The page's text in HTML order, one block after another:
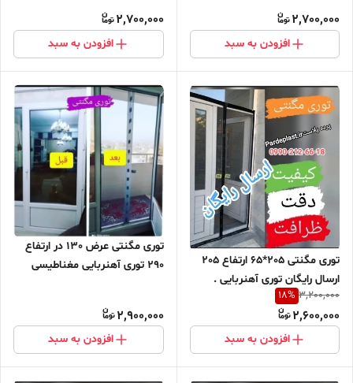
مگنتی پرده توری بالکن توری
مغازه پرده مغازه
2,700,000
افزودن به سبد
مگنتی پرده توری بالکن توری
مغازه پرده مغازه
2,700,000
افزودن به سبد
توری مگنتی 205*65 ارتفاع 205
ارسال رایگان توری آهنربایی .
مغناطیسی . مگنتیک . توری پشه.
پشه بند . پرده مگنتی . پرده .
توری بالکن . توری مغازه . پرده
مغازه
3,200,000
18%
2,600,000
افزودن به سبد
توری مگنتی عرض 130 در ارتفاع
290 توری آهنربایی مغناطیسی
مغازه پرده مغازه
2,900,000
افزودن به سبد